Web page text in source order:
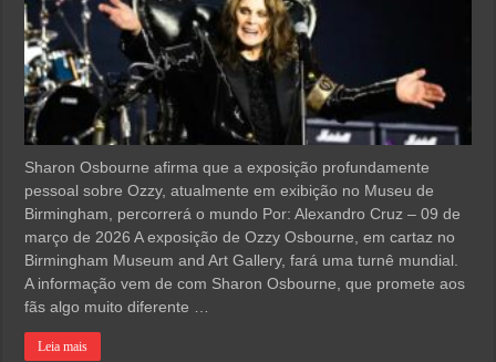
Sharon Osbourne afirma que a exposição profundamente
pessoal sobre Ozzy, atualmente em exibição no Museu de
Birmingham, percorrerá o mundo Por: Alexandro Cruz – 09 de
março de 2026 A exposição de Ozzy Osbourne, em cartaz no
Birmingham Museum and Art Gallery, fará uma turnê mundial.
A informação vem de com Sharon Osbourne, que promete aos
fãs algo muito diferente …
Leia mais